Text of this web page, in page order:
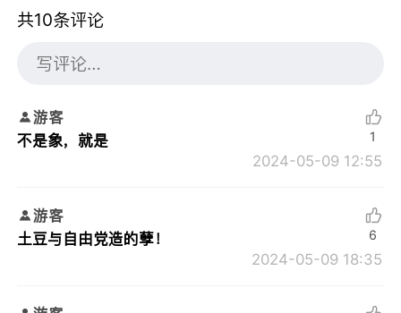
共10条评论
游客
不是象，就是
2024-05-09 12:55
1
游客
土豆与自由党造的孽！
2024-05-09 18:35
6